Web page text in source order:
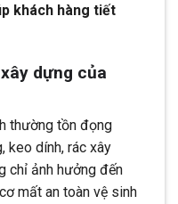
khách hàng tiết
dựng của
thường tồn đọng
keo dính, rác xây
chỉ ảnh hưởng đến
mất an toàn vệ sinh